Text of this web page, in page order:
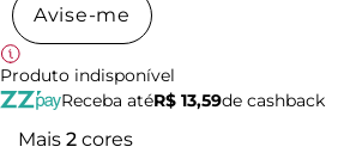
Avise-me
Produto indisponível
Receba atéR$ 13,59de cashback
Mais 2 cores